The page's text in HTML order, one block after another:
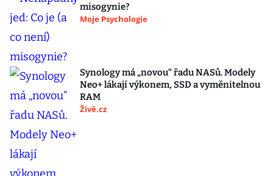
misogynie?
Moje Psychologie
Synology má „novou“ řadu NASů. Modely
Neo+ lákají výkonem, SSD a vyměnitelnou
RAM
Živě.cz